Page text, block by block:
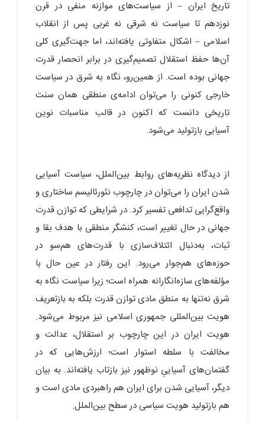
تاریخ ایران – از سیاست‌های موازنه منفی در قرن
نوزدهم تا سیاست نه شرقی نه غربی پس از انقلاب
اسلامی – اشکال متفاوتی یافته‌اند، اما جهت‌گیری کلی
آن‌ها حفظ استقلال تصمیم‌گیری در برابر انحصار قدرت
جهانی بوده است. از همین‌رو، نگاه به شرق در سیاست
خارجی کنونی را می‌توان ادامه‌ی منطقی همان سنت
تاریخی دانست که اکنون در قالب مناسبات نوین
آسیایی بازتولید می‌شود.
از دیدگاه نظریه‌های روابط بین‌الملل، سیاست آسیایی‌
شدن ایران را می‌توان در چارچوب نئورئالیسم ساختاری و
واقع‌گرایی تدافعی تفسیر کرد. در شرایطی که توازن قدرت
جهانی در حال تغییر است، کنشگر منطقی با هدف بقا و
ثبات، به‌دنبال ائتلاف‌سازی با قدرت‌های هم‌سو در
حوزه‌های هم‌جوار می‌رود. این رفتار در عین حال با
مؤلفه‌های سازه‌انگارانه همراه است؛ زیرا سیاست نگاه به
شرق نه‌تنها به منطق مادی توازن قدرت بلکه به بازتعریف
هویت بین‌المللی جمهوری اسلامی نیز مربوط می‌شود.
هویت ایران در این چارچوب بر استقلال، عدالت و
مخالفت با سلطه استوار است؛ ارزش‌هایی که در
گفتمان‌های آسیاییِ نوظهور نیز بازتاب یافته‌اند. به بیان
دیگر، آسیایی‌ شدن برای ایران هم راهبردی مادی است و
هم بازتولید هویت سیاسی در سطح بین‌الملل.